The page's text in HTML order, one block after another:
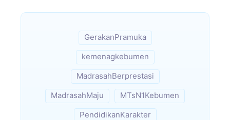
GerakanPramuka
kemenagkebumen
MadrasahBerprestasi
MadrasahMaju
MTsN1Kebumen
PendidikanKarakter